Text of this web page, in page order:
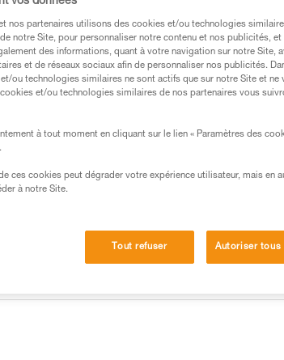
extérieurs traditionnels. Elle
Trouvez un revendeur
nos partenaires utilisons des cookies et/ou technologies
notre Site, pour personnaliser notre contenu et nos publicités, et
des informations, quant à votre navigation sur notre Site,
et de réseaux sociaux afin de personnaliser nos publicités.
ou technologies similaires ne sont actifs que sur notre Site et ne
et/ou technologies similaires de nos partenaires vous
à tout moment en cliquant sur le lien « Paramètres des
ces cookies peut dégrader votre expérience utilisateur, mais en
à notre Site.
Tout refuser Autoriser tous